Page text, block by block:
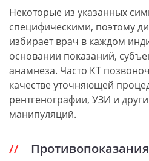
Некоторые из указанных
специфическими, поэтому
избирает врач в каждом
основании показаний,
анамнеза. Часто КТ
качестве уточняющей
рентгенографии, УЗИ и
манипуляций.
Противопоказания